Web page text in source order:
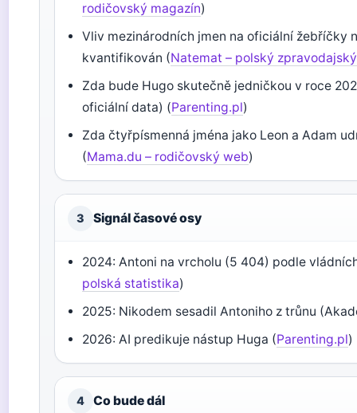
rodičovský magazín)
Vliv mezinárodních jmen na oficiální žebříčky
kvantifikován (Natemat – polský
Zda bude Hugo skutečně jedničkou v roce
oficiální data) (Parenting.pl)
Zda čtyřpísmenná jména jako Leon a Adam
(Mama.du – rodičovský web)
3 Signál časové osy
2024: Antoni na vrcholu (5 404) podle
polská statistika)
2025: Nikodem sesadil Antoniho z trůnu
2026: AI predikuje nástup Huga (Parenting.pl)
4 Co bude dál